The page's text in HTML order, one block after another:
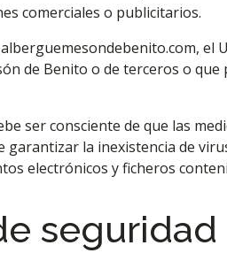
comerciales o publicitarios.
el
de Benito o de terceros o
ser consciente de que las
garantizar la inexistencia de
electrónicos y ficheros
seguridad